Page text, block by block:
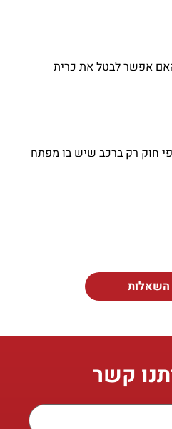
אפשר לבטל את כרית
פי חוק רק ברכב שיש בו מפתח
השאלות
קשר